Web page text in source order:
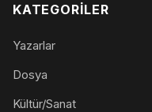
KATEGORILER
Yazarlar
Dosya
Kültür/Sanat